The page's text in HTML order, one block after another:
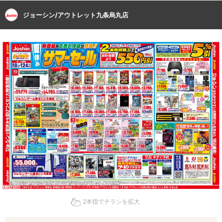
ジョーシン/アウトレット九条烏丸店
2本指でチラシを拡大